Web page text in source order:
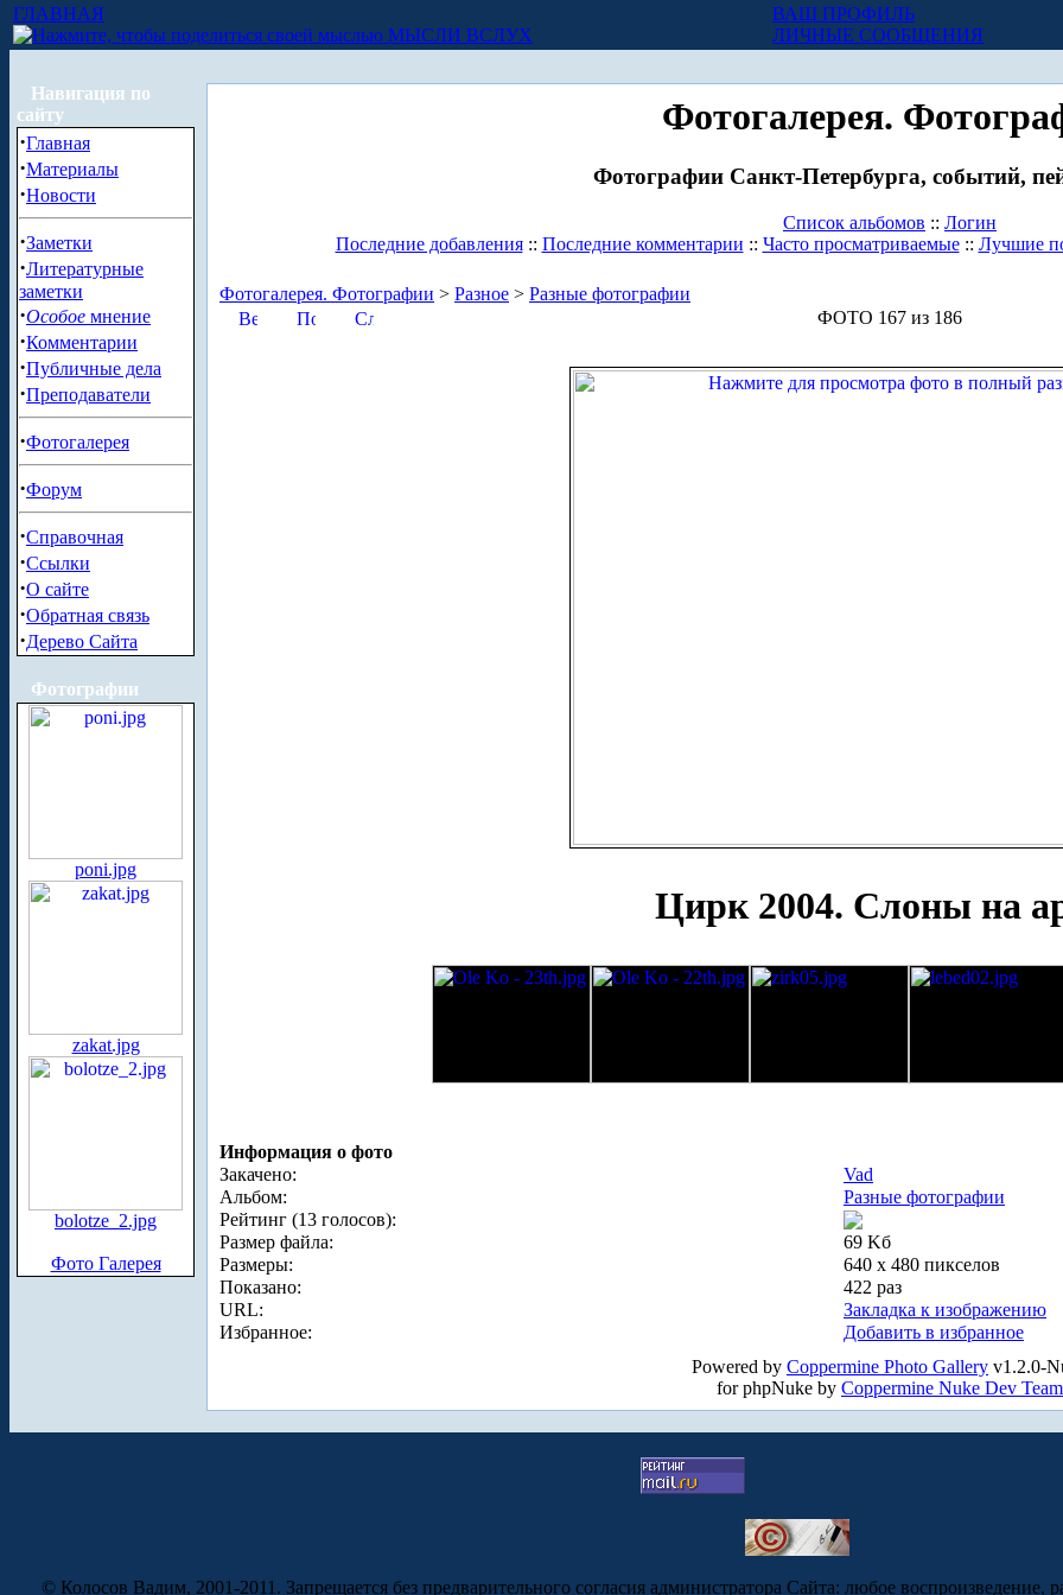
ГЛАВНАЯ
МЫСЛИ ВСЛУХ
ВАШ ПРОФИЛЬ
ЛИЧНЫЕ СООБЩЕНИЯ
Навигация по
сайту
·Главная
·Материалы
·Новости
·Заметки
·Литературные
заметки
·Особое мнение
·Комментарии
·Публичные дела
·Преподаватели
·Фотогалерея
·Форум
·Справочная
·Ссылки
·О сайте
·Обратная связь
·Дерево Сайта
Фотографии
poni.jpg
zakat.jpg
bolotze_2.jpg
Фото Галерея
Фотогалерея.
Фотографии Санкт-Петербурга, событий,
Список альбомов :: Логин
Последние добавления:: Последние комментарии :: Часто просматриваемые:: Лучшие
Фотогалерея. Фотографии > Разное > Разные фотографии
ФОТО 167 из 186
Цирк 2004. Слоны на
Информация о фото
Закачено:
Vad
Альбом:
Разные фотографии
Рейтинг (13 голосов):
Размер файла:
69 Kб
Размеры:
640 x 480 пикселов
Показано:
422 раз
URL:
Закладка к изображению
Избранное:
Добавить в избранное
Powered by Coppermine Photo Gallery v1.2.0-
for phpNuke by Coppermine Nuke Dev Team
© Колосов Вадим, 2001-2011. Запрещается без предварительного согласия администратора Сайта: любое воспроизведение,